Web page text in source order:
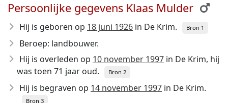
Persoonlijke gegevens Klaas Mulder
Hij is geboren op 18 juni 1926 in De Krim. Bron 1
Beroep: landbouwer.
Hij is overleden op 10 november 1997 in De Krim, hij
was toen 71 jaar oud.
Bron 2
Hij is begraven op 14 november 1997 in De Krim.
Bron 3